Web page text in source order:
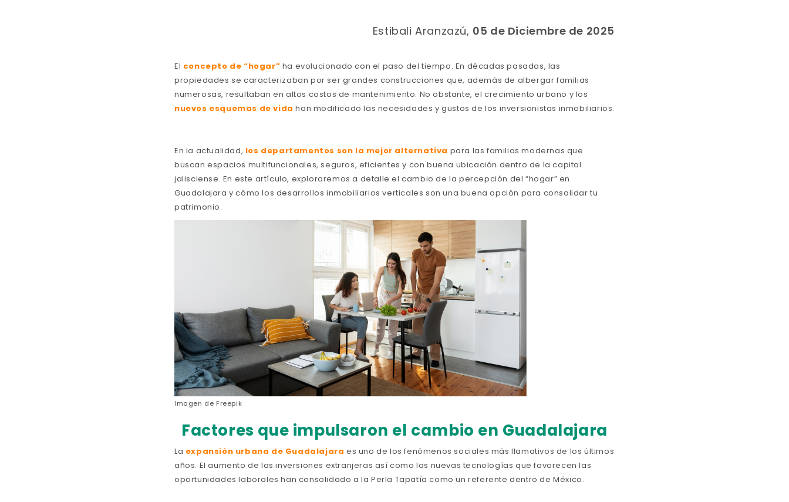
Estibali Aranzazú, 05 de Diciembre de 2025
El concepto de “hogar” ha evolucionado con el paso del tiempo. En décadas pasadas, las
propiedades se caracterizaban por ser grandes construcciones que, además de albergar familias
numerosas, resultaban en altos costos de mantenimiento. No obstante, el crecimiento urbano y los
nuevos esquemas de vida han modificado las necesidades y gustos de los inversionistas inmobiliarios.
En la actualidad, los departamentos son la mejor alternativa para las familias modernas que
buscan espacios multifuncionales, seguros, eficientes y con buena ubicación dentro de la capital
jalisciense. En este artículo, exploraremos a detalle el cambio de la percepción del “hogar” en
Guadalajara y cómo los desarrollos inmobiliarios verticales son una buena opción para consolidar tu
patrimonio.
Imagen de Freepik
Factores que impulsaron el cambio en Guadalajara
La expansión urbana de Guadalajara es uno de los fenómenos sociales más llamativos de los últimos
años. El aumento de las inversiones extranjeras así como las nuevas tecnologías que favorecen las
oportunidades laborales han consolidado a la Perla Tapatía como un referente dentro de México.